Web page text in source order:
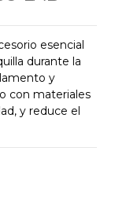
esencial
durante la
y
con materiales
y reduce el